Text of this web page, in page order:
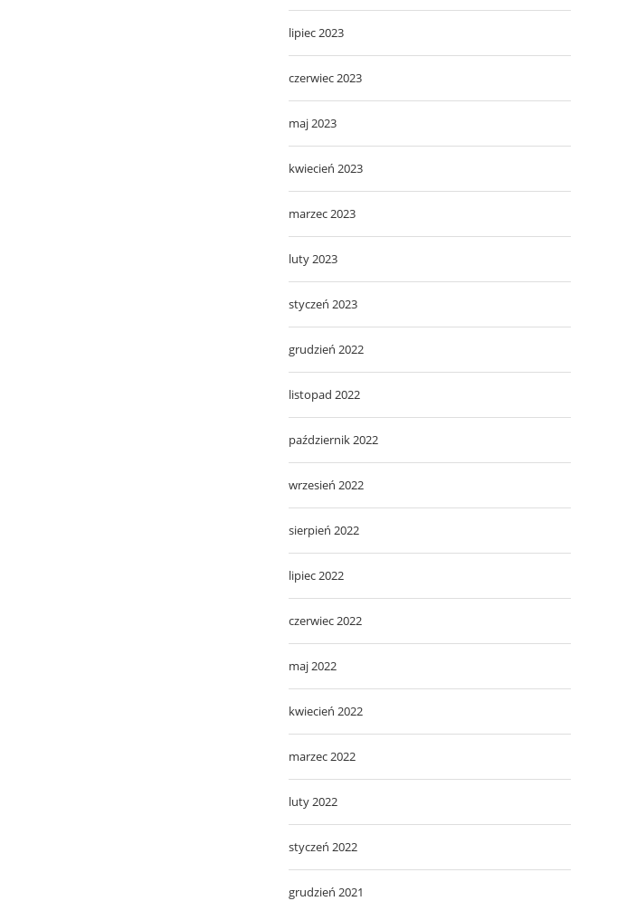
lipiec 2023
czerwiec 2023
maj 2023
kwiecień 2023
marzec 2023
luty 2023
styczeń 2023
grudzień 2022
listopad 2022
październik 2022
wrzesień 2022
sierpień 2022
lipiec 2022
czerwiec 2022
maj 2022
kwiecień 2022
marzec 2022
luty 2022
styczeń 2022
grudzień 2021